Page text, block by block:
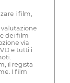
i film,
dei film
via
e tutti i
il regista
I film